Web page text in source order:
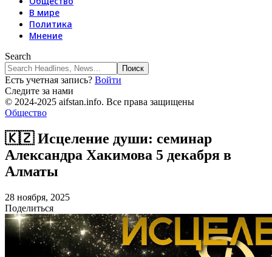
В мире
Политика
Мнение
Search
Есть учетная запись? Войти
Следите за нами
© 2024-2025 aifstan.info. Все права защищены
Общество
🇰🇿 Исцеление души: семинар
Александра Хакимова 5 декабря в
Алматы
28 ноября, 2025
Поделиться